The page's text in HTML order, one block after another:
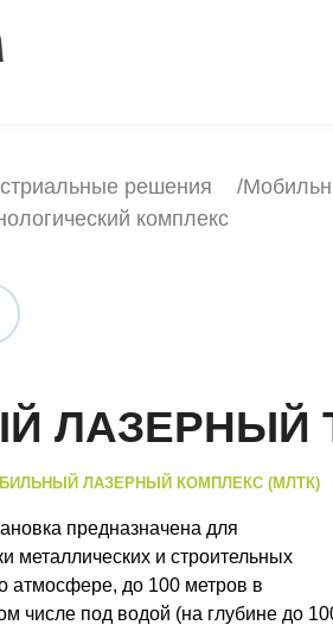
решения
комплекс
ЛАЗЕРНЫЙ
ЛАЗЕРНЫЙ КОМПЛЕКС (МЛТК)
предназначена для
металлических и строительных
атмосфере, до 100 метров в
числе под водой (на глубине до